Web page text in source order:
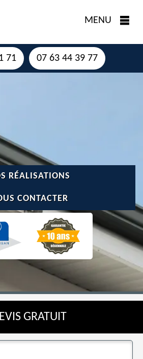
MENU
71 07 63 44 39 77
RÉALISATIONS
CONTACTER
GRATUIT